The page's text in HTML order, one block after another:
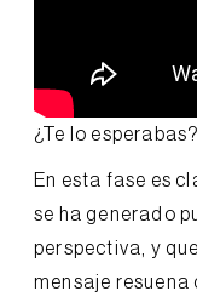
¿Te lo esperabas?
En esta fase es
se ha generado
perspectiva, y
mensaje resuena